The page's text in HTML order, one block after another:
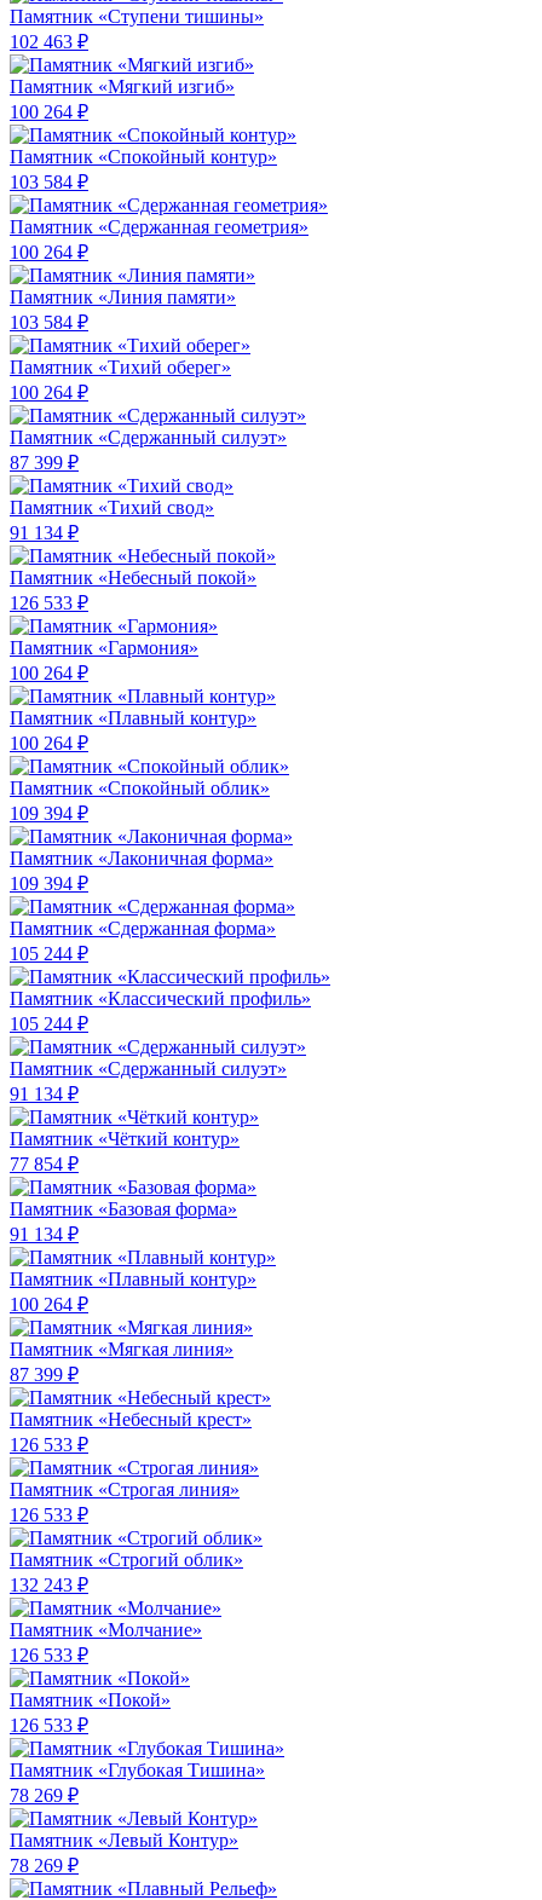
Памятник «Ступени тишины»
102 463 ₽
Памятник «Мягкий изгиб»
100 264 ₽
Памятник «Спокойный контур»
103 584 ₽
Памятник «Сдержанная геометрия»
100 264 ₽
Памятник «Линия памяти»
103 584 ₽
Памятник «Тихий оберег»
100 264 ₽
Памятник «Сдержанный силуэт»
87 399 ₽
Памятник «Тихий свод»
91 134 ₽
Памятник «Небесный покой»
126 533 ₽
Памятник «Гармония»
100 264 ₽
Памятник «Плавный контур»
100 264 ₽
Памятник «Спокойный облик»
109 394 ₽
Памятник «Лаконичная форма»
109 394 ₽
Памятник «Сдержанная форма»
105 244 ₽
Памятник «Классический профиль»
105 244 ₽
Памятник «Сдержанный силуэт»
91 134 ₽
Памятник «Чёткий контур»
77 854 ₽
Памятник «Базовая форма»
91 134 ₽
Памятник «Плавный контур»
100 264 ₽
Памятник «Мягкая линия»
87 399 ₽
Памятник «Небесный крест»
126 533 ₽
Памятник «Строгая линия»
126 533 ₽
Памятник «Строгий облик»
132 243 ₽
Памятник «Молчание»
126 533 ₽
Памятник «Покой»
126 533 ₽
Памятник «Глубокая Тишина»
78 269 ₽
Памятник «Левый Контур»
78 269 ₽